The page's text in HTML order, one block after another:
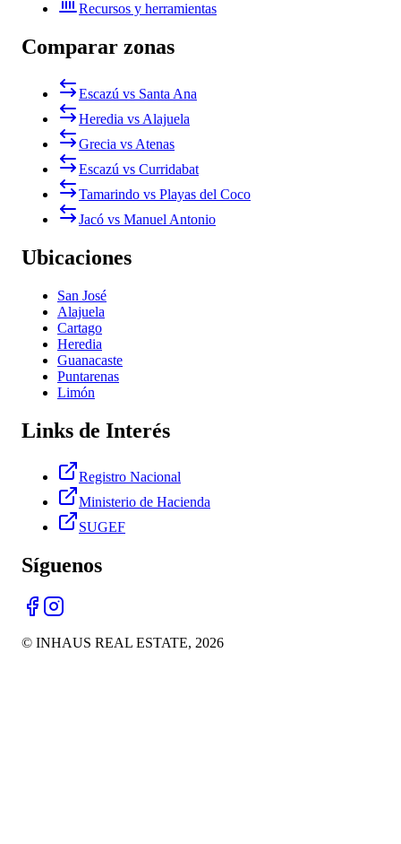
Recursos y herramientas
Comparar zonas
Escazú vs Santa Ana
Heredia vs Alajuela
Grecia vs Atenas
Escazú vs Curridabat
Tamarindo vs Playas del Coco
Jacó vs Manuel Antonio
Ubicaciones
San José
Alajuela
Cartago
Heredia
Guanacaste
Puntarenas
Limón
Links de Interés
Registro Nacional
Ministerio de Hacienda
SUGEF
Síguenos
© INHAUS REAL ESTATE, 2026